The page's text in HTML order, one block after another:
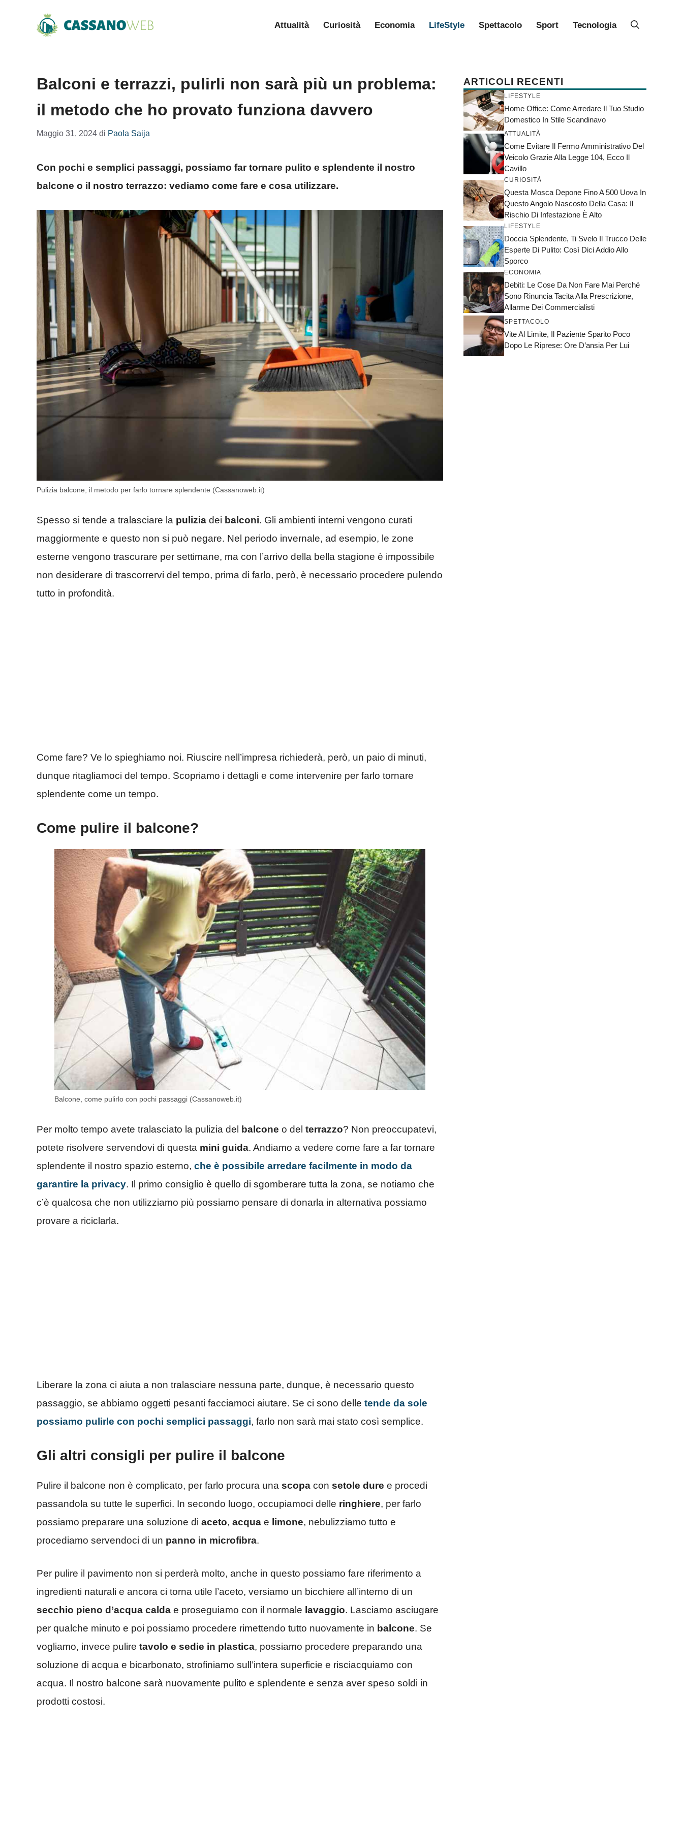
Attualità Curiosità Economia LifeStyle Spettacolo Sport Tecnologia
Balconi e terrazzi, pulirli non sarà più un problema:
il metodo che ho provato funziona davvero
Maggio 31, 2024 di Paola Saija
Con pochi e semplici passaggi, possiamo far tornare pulito e splendente il nostro
balcone o il nostro terrazzo: vediamo come fare e cosa utilizzare.
Pulizia balcone, il metodo per farlo tornare splendente (Cassanoweb.it)
Spesso si tende a tralasciare la pulizia dei balconi. Gli ambienti interni vengono curati
maggiormente e questo non si può negare. Nel periodo invernale, ad esempio, le zone
esterne vengono trascurare per settimane, ma con l’arrivo della bella stagione è impossibile
non desiderare di trascorrervi del tempo, prima di farlo, però, è necessario procedere pulendo
tutto in profondità.
Come fare? Ve lo spieghiamo noi. Riuscire nell’impresa richiederà, però, un paio di minuti,
dunque ritagliamoci del tempo. Scopriamo i dettagli e come intervenire per farlo tornare
splendente come un tempo.
Come pulire il balcone?
Balcone, come pulirlo con pochi passaggi (Cassanoweb.it)
Per molto tempo avete tralasciato la pulizia del balcone o del terrazzo? Non preoccupatevi,
potete risolvere servendovi di questa mini guida. Andiamo a vedere come fare a far tornare
splendente il nostro spazio esterno, che è possibile arredare facilmente in modo da
garantire la privacy. Il primo consiglio è quello di sgomberare tutta la zona, se notiamo che
c’è qualcosa che non utilizziamo più possiamo pensare di donarla in alternativa possiamo
provare a riciclarla.
Liberare la zona ci aiuta a non tralasciare nessuna parte, dunque, è necessario questo
passaggio, se abbiamo oggetti pesanti facciamoci aiutare. Se ci sono delle tende da sole
possiamo pulirle con pochi semplici passaggi, farlo non sarà mai stato così semplice.
Gli altri consigli per pulire il balcone
Pulire il balcone non è complicato, per farlo procura una scopa con setole dure e procedi
passandola su tutte le superfici. In secondo luogo, occupiamoci delle ringhiere, per farlo
possiamo preparare una soluzione di aceto, acqua e limone, nebulizziamo tutto e
procediamo servendoci di un panno in microfibra.
Per pulire il pavimento non si perderà molto, anche in questo possiamo fare riferimento a
ingredienti naturali e ancora ci torna utile l’aceto, versiamo un bicchiere all’interno di un
secchio pieno d’acqua calda e proseguiamo con il normale lavaggio. Lasciamo asciugare
per qualche minuto e poi possiamo procedere rimettendo tutto nuovamente in balcone. Se
vogliamo, invece pulire tavolo e sedie in plastica, possiamo procedere preparando una
soluzione di acqua e bicarbonato, strofiniamo sull’intera superficie e risciacquiamo con
acqua. Il nostro balcone sarà nuovamente pulito e splendente e senza aver speso soldi in
prodotti costosi.
ARTICOLI RECENTI
LIFESTYLE
Home Office: Come Arredare Il Tuo Studio
Domestico In Stile Scandinavo
ATTUALITÀ
Come Evitare Il Fermo Amministrativo Del
Veicolo Grazie Alla Legge 104, Ecco Il
Cavillo
CURIOSITÀ
Questa Mosca Depone Fino A 500 Uova In
Questo Angolo Nascosto Della Casa: Il
Rischio Di Infestazione È Alto
LIFESTYLE
Doccia Splendente, Ti Svelo Il Trucco Delle
Esperte Di Pulito: Così Dici Addio Allo
Sporco
ECONOMIA
Debiti: Le Cose Da Non Fare Mai Perché
Sono Rinuncia Tacita Alla Prescrizione,
Allarme Dei Commercialisti
SPETTACOLO
Vite Al Limite, Il Paziente Sparito Poco
Dopo Le Riprese: Ore D’ansia Per Lui